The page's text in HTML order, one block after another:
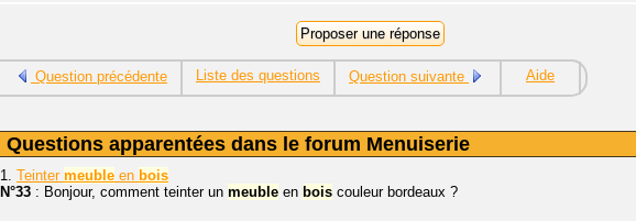
Question précédente Liste des questions Question suivante Aide
Questions apparentées dans le forum Menuiserie
1. Teinter meuble en bois
N°33 : Bonjour, comment teinter un meuble en bois couleur bordeaux ?